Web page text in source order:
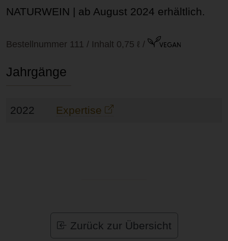
NATURWEIN | ab August 2024 erhältlich.
Bestellnummer 111 / Inhalt 0,75 ℓ /
Jahrgänge
2022 Expertise
Zurück zur Übersicht